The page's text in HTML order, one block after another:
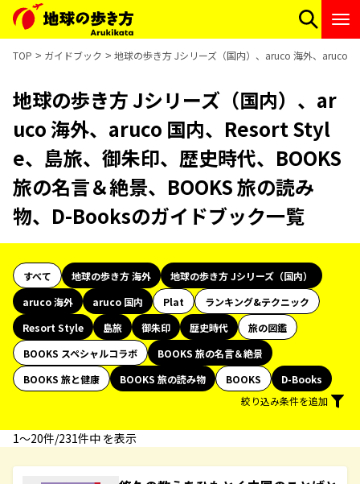
TOP ガイドブック 地球の歩き方 Jシリーズ（国内）、aruco 海外、aruco
地球の歩き方 Jシリーズ（国内）、ar
uco 海外、aruco 国内、Resort Styl
e、島旅、御朱印、歴史時代、BOOKS
旅の名言＆絶景、BOOKS 旅の読み
物、D-Booksのガイドブック一覧
すべて 地球の歩き方 海外
地球の歩き方 Jシリーズ（国内）
aruco 海外
aruco 国内 Plat
ランキング&テクニック
Resort Style
島旅 御朱印 歴史時代
旅の図鑑
BOOKS スペシャルコラボ
BOOKS 旅の名言＆絶景
BOOKS 旅と健康
BOOKS 旅の読み物 BOOKS
D-Books
絞り込み条件を追加
1〜20件/231件中 を表示